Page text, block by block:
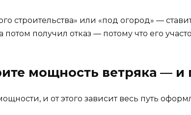
строительства» или «под огород» —
потом получил отказ — потому что его
мощность ветряка — и
и от этого зависит весь путь